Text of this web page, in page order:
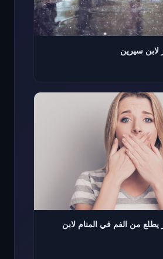
لابن سيرين
من الفم في المنام لابن